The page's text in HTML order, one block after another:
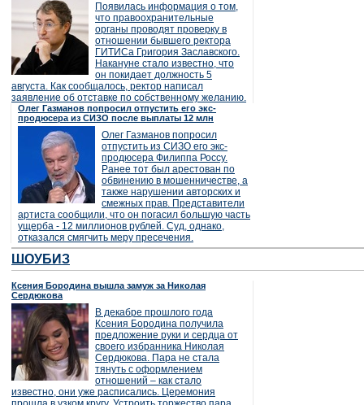
Появилась информация о том,
что правоохранительные
органы проводят проверку в
отношении бывшего ректора
ГИТИСа Григория Заславского.
Накануне стало известно, что
он покидает должность 5
августа. Как сообщалось, ректор написал
заявление об отставке по собственному желанию.
Олег Газманов попросил отпустить его экс-
продюсера из СИЗО после выплаты 12 млн
Олег Газманов попросил
отпустить из СИЗО его экс-
продюсера Филиппа Россу.
Ранее тот был арестован по
обвинению в мошенничестве, а
также нарушении авторских и
смежных прав. Представители
артиста сообщили, что он погасил большую часть
ущерба - 12 миллионов рублей. Суд, однако,
отказался смягчить меру пресечения.
ШОУБИЗ
Ксения Бородина вышла замуж за Николая
Сердюкова
В декабре прошлого года
Ксения Бородина получила
предложение руки и сердца от
своего избранника Николая
Сердюкова. Пара не стала
тянуть с оформлением
отношений – как стало
известно, они уже расписались. Церемония